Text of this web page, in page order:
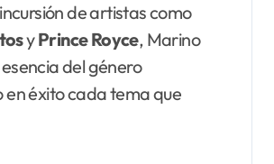
de artistas como
yPrince Royce, Marino
del género
en éxito cada tema que